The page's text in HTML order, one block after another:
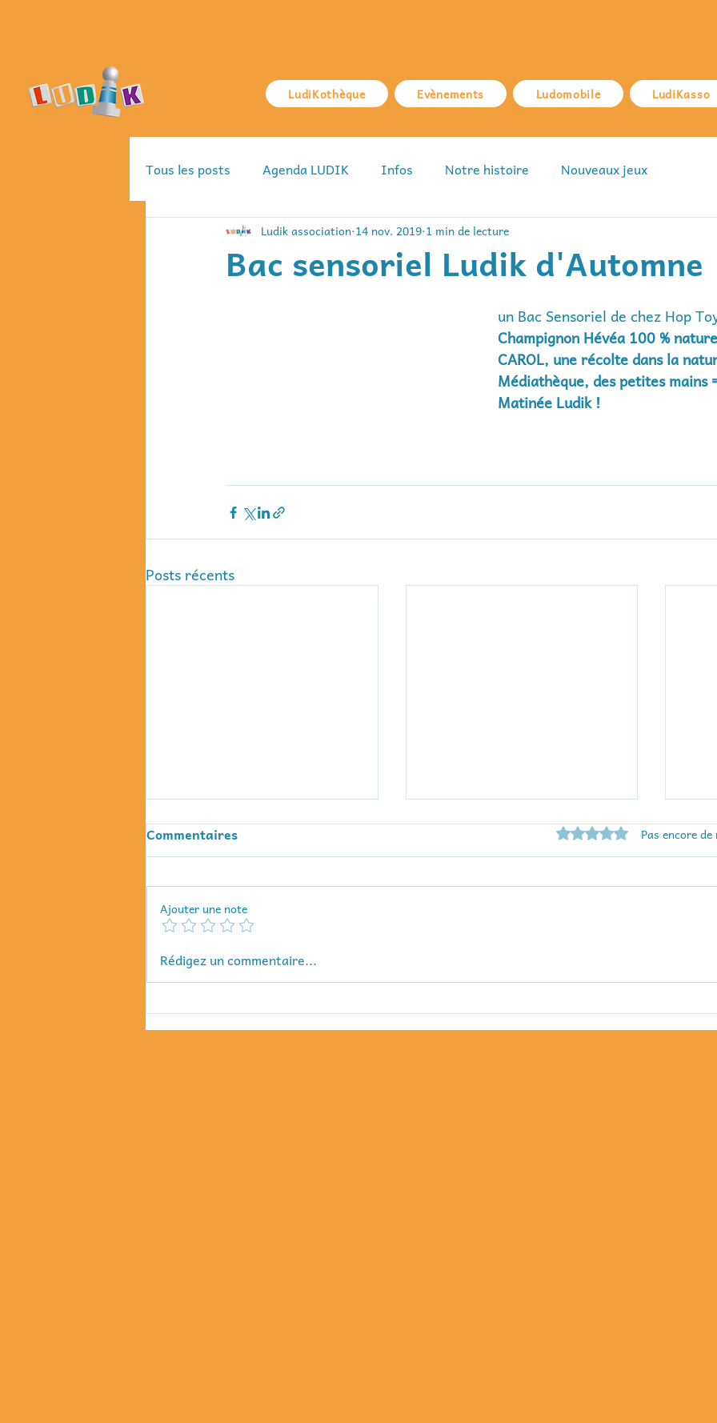
LudiKothèque Evènements Ludomobile LudiKasso
Tous les posts Agenda LUDIK Infos Notre histoire Nouveaux jeux
Bac sensoriel Ludik d'Automne
Ludik association 14 nov. 2019 1 min de lecture
un Bac Sensoriel de chez Hop
Champignon Hévéa 100 %
CAROL, une récolte dans la
Médiathèque, des petites mains
Matinée Ludik !
Posts récents
Fermeture estivale de nos
espaces jeux
l'espace jeux de Dinard
Commentaires Noté 0 étoile sur 5.
Pas encore
Ajouter une note
Rédigez un commentaire...